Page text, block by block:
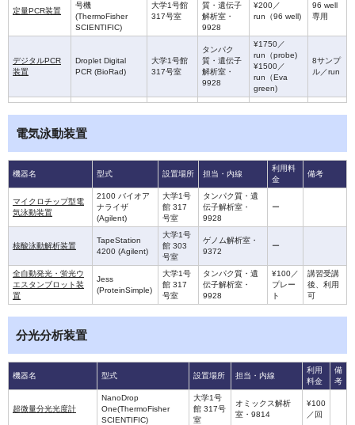
定量PCR装置
号機
(ThermoFisher
SCIENTIFIC)
大学1号館
317号室
質・遺伝子
解析室・
9928
¥200／
run（96 well)
96 well
専用
デジタルPCR
装置
Droplet Digital
PCR (BioRad)
大学1号館
317号室
タンパク
質・遺伝子
解析室・
9928
¥1750／
run（probe)
¥1500／
run（Eva
green)
8サンプ
ル／run
電気泳動装置
機器名 型式 設置場所 担当・内線
利用料
金
備考
マイクロチップ型電
気泳動装置
2100 バイオア
ナライザ
(Agilent)
大学1号
館 317
号室
タンパク質・遺
伝子解析室・
9928
ー
核酸泳動解析装置
TapeStation
4200 (Agilent)
大学1号
館 303
号室
ゲノム解析室・
9372
ー
全自動発光・蛍光ウ
エスタンブロット装
置
Jess
(ProteinSimple)
大学1号
館 317
号室
タンパク質・遺
伝子解析室・
9928
¥100／
プレー
ト
講習受講
後、利用
可
分光分析装置
機器名 型式 設置場所 担当・内線
利用
料金
備
考
超微量分光光度計
NanoDrop
One(ThermoFisher
SCIENTIFIC)
大学1号
館 317号
室
オミックス解析
室・9814
¥100
／回